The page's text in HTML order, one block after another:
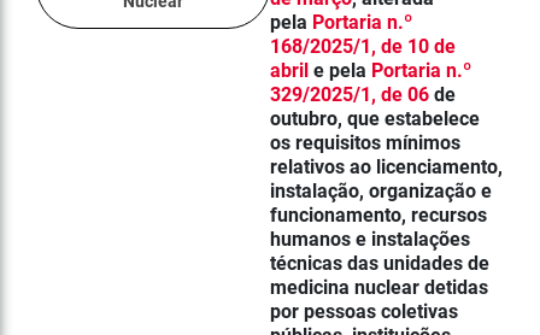
pela Portaria n.º
168/2025/1, de 10 de
abril e pela Portaria n.º
329/2025/1, de 06 de
outubro, que estabelece
os requisitos mínimos
relativos ao licenciamento,
instalação, organização e
funcionamento, recursos
humanos e instalações
técnicas das unidades de
medicina nuclear detidas
por pessoas coletivas